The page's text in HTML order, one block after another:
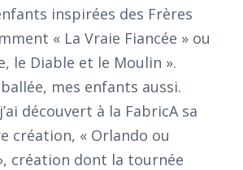
inspirées des Frères
« La Vraie Fiancée » ou
le Diable et le Moulin ».
mes enfants aussi.
découvert à la FabricA sa
création, « Orlando ou
création dont la tournée